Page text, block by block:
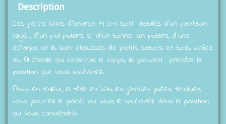
Description
Ces petits lutins d'environ 14 cm sont habillés d'un pantalon
rayé , d'un pull polaire et d'un bonnet en polaire, d'une
écharpe et ils sont chaussés de petits sabots en bois. Grâce
au fil chenille qui constitue le corps, Ils peuvent prendre la
position que vous souhaitez.
Assis en tailleur, la tête en bas, les jambes pliées, tendues,
vous pourrez le placer ou vous le souhaitez dans la position
qui vous conviendra.